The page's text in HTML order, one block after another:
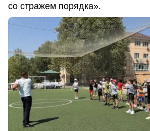
со стражем порядка».